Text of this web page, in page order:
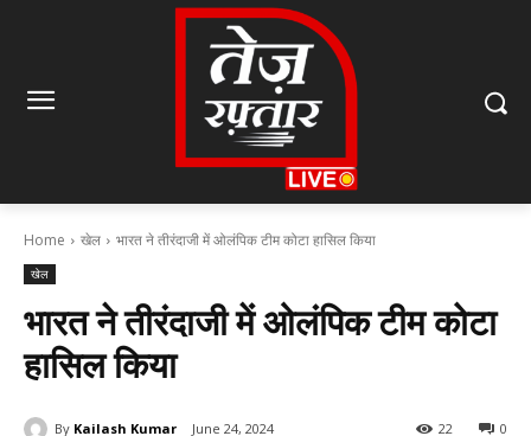
Home खेल भारत ने तीरंदाजी में ओलंपिक टीम कोटा हासिल किया
खेल
भारत ने तीरंदाजी में ओलंपिक टीम कोटा
हासिल किया
By Kailash Kumar June 24, 2024 0
22